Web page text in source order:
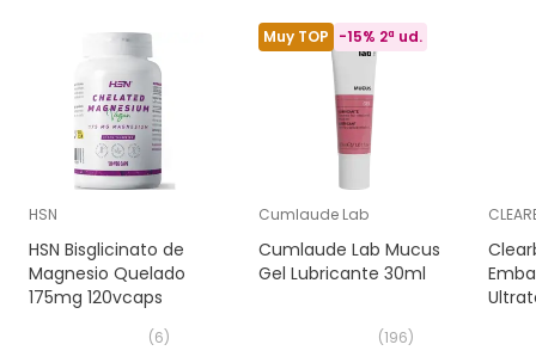
HSN
HSN Bisglicinato de
Magnesio Quelado
175mg 120vcaps
(6)
Muy TOP -15% 2ª ud.
Cumlaude Lab
Cumlaude Lab Mucus
Gel Lubricante 30ml
(196)